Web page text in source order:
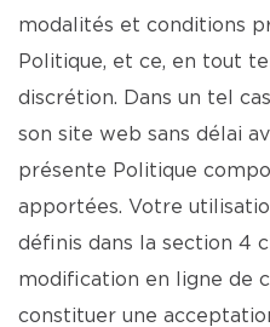
modalités et conditions
Politique, et ce, en tout
discrétion. Dans un tel
son site web sans délai
présente Politique
apportées. Votre
définis dans la section 4
modification en ligne de
constituer une